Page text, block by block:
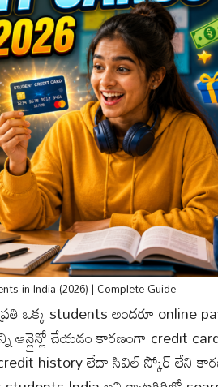
in India (2026) | Complete Guide
ఒక్క students అందరూ online
ఆన్లైన్లో చేయడం కారణంగా credit
credit history లేదా సివిల్ స్కోర్ లేని